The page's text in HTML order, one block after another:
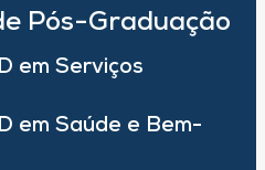
Pós-Graduação
em Serviços
em Saúde e Bem-